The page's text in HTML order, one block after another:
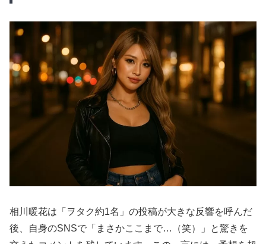
相川暖花は「ヲタク約1名」の投稿が大きな反響を呼んだ
後、自身のSNSで「まさかここまで…（笑）」と驚きを